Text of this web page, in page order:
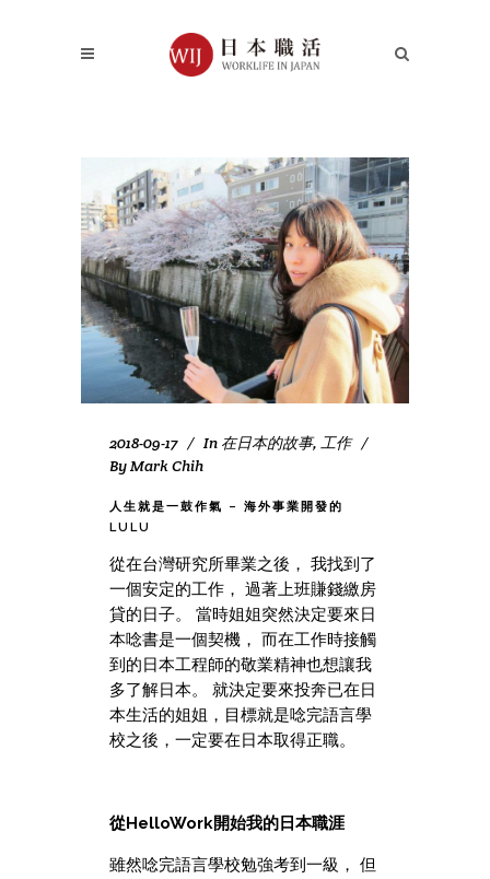
2018-09-17 In 在日本的故事, 工作
ByMark Chih
人生就是一鼓作氣 – 海外事業開發的
LULU
從在台灣研究所畢業之後， 我找到了
一個安定的工作， 過著上班賺錢繳房
貸的日子。 當時姐姐突然決定要來日
本唸書是一個契機， 而在工作時接觸
到的日本工程師的敬業精神也想讓我
多了解日本。 就決定要來投奔已在日
本生活的姐姐，目標就是唸完語言學
校之後，一定要在日本取得正職。
從HelloWork開始我的日本職涯
雖然唸完語言學校勉強考到一級， 但